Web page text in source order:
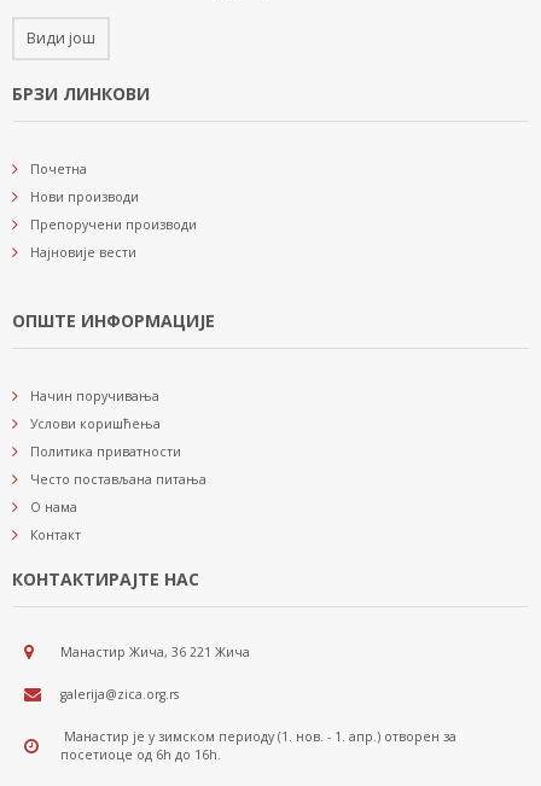
Види још
БРЗИ ЛИНКОВИ
Почетна
Нови производи
Препоручени производи
Најновије вести
ОПШТЕ ИНФОРМАЦИЈЕ
Начин поручивања
Услови коришћења
Политика приватности
Често постављана питања
О нама
Контакт
КОНТАКТИРАЈТЕ НАС
Манастир Жича, 36 221 Жича
galerija@zica.org.rs
Манастир је у зимском периоду (1. нов. - 1. апр.) отворен за
посетиоце од 6h до 16h.